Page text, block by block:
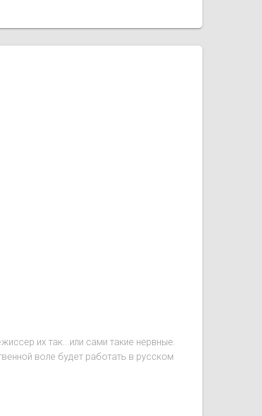
их так...или сами такие нервные.
воле будет работать в русском